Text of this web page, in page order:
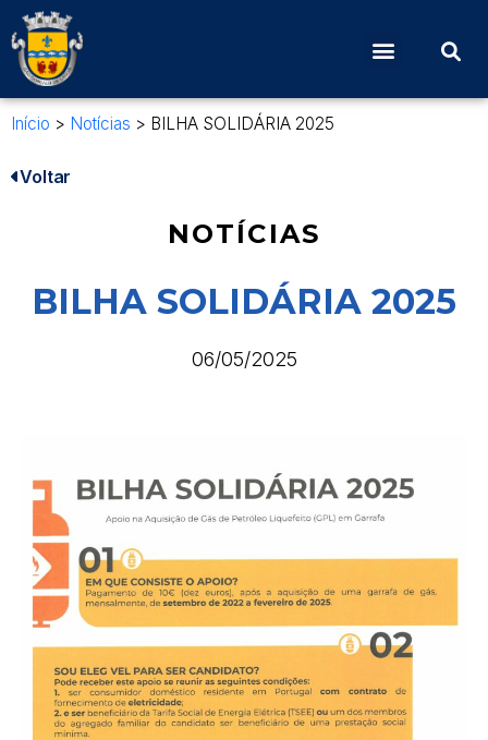
Início > Notícias > BILHA SOLIDÁRIA 2025
Voltar
NOTÍCIAS
BILHA SOLIDÁRIA 2025
06/05/2025